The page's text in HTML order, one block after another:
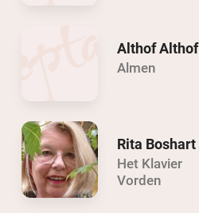
Althof
Almen
Rita Boshart
Het Klavier
Vorden